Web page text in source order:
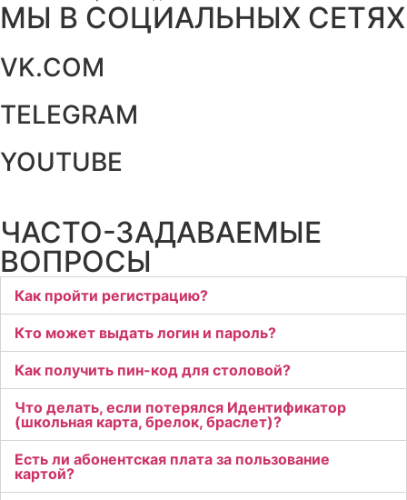
МЫ В СОЦИАЛЬНЫХ СЕТЯХ
VK.COM
TELEGRAM
YOUTUBE
ЧАСТО-ЗАДАВАЕМЫЕ
ВОПРОСЫ
Как пройти регистрацию?
Кто может выдать логин и пароль?
Как получить пин-код для столовой?
Что делать, если потерялся Идентификатор
(школьная карта, брелок, браслет)?
Есть ли абонентская плата за пользование
картой?